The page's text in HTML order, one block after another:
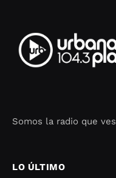
Somos la radio que ves
LO ÚLTIMO